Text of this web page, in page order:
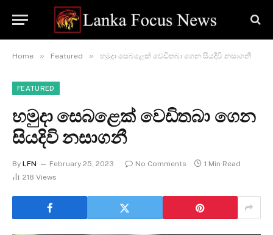
Home » Featured » හමුදා සෙබළෙක් වෙඩිතබා ගෙන සියදිවි නසාගනී
FEATURED
හමුදා සෙබළෙක් වෙඩිතබා ගෙන
සියදිවි නසාගනී
By LFN February 25, 2023 No Comments
1 Min Read
218 Views